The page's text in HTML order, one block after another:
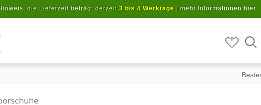
die Lieferzeit beträgt derzeit 3 bis 4 Werktage mehr Informationen hier